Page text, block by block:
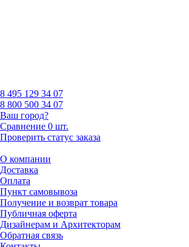
8 495 129 34 07
8 800 500 34 07
Ваш город?
Сравнение 0 шт.
Проверить статус заказа
О компании
Доставка
Оплата
Пункт самовывоза
Получение и возврат товара
Публичная оферта
Дизайнерам и Архитекторам
Обратная связь